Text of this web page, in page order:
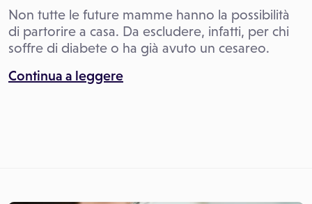
Non tutte le future mamme hanno la possibilità
di partorire a casa. Da escludere, infatti, per chi
soffre di diabete o ha già avuto un cesareo.
Continua a leggere